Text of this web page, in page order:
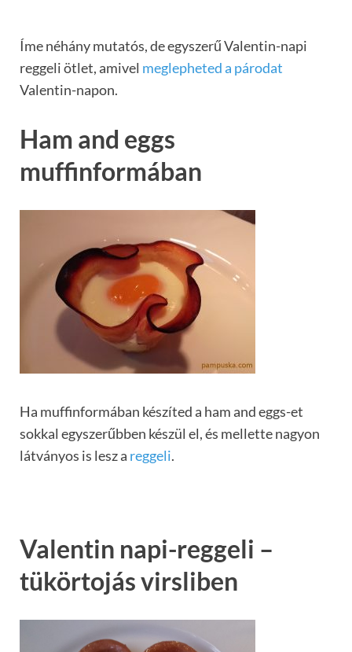
Íme néhány mutatós, de egyszerű Valentin-napi
reggeli ötlet, amivel meglepheted a párodat
Valentin-napon.
Ham and eggs
muffinformában
Ha muffinformában készíted a ham and eggs-et
sokkal egyszerűbben készül el, és mellette nagyon
látványos is lesz a reggeli.
Valentin napi-reggeli –
tükörtojás virsliben